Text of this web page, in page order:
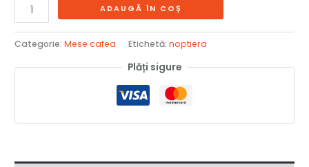
ADAUGĂ ÎN COȘ
Categorie:Mese cafea Etichetă:noptiera
Plăți sigure